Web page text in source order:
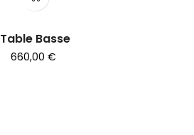
Table Basse
660,00 €